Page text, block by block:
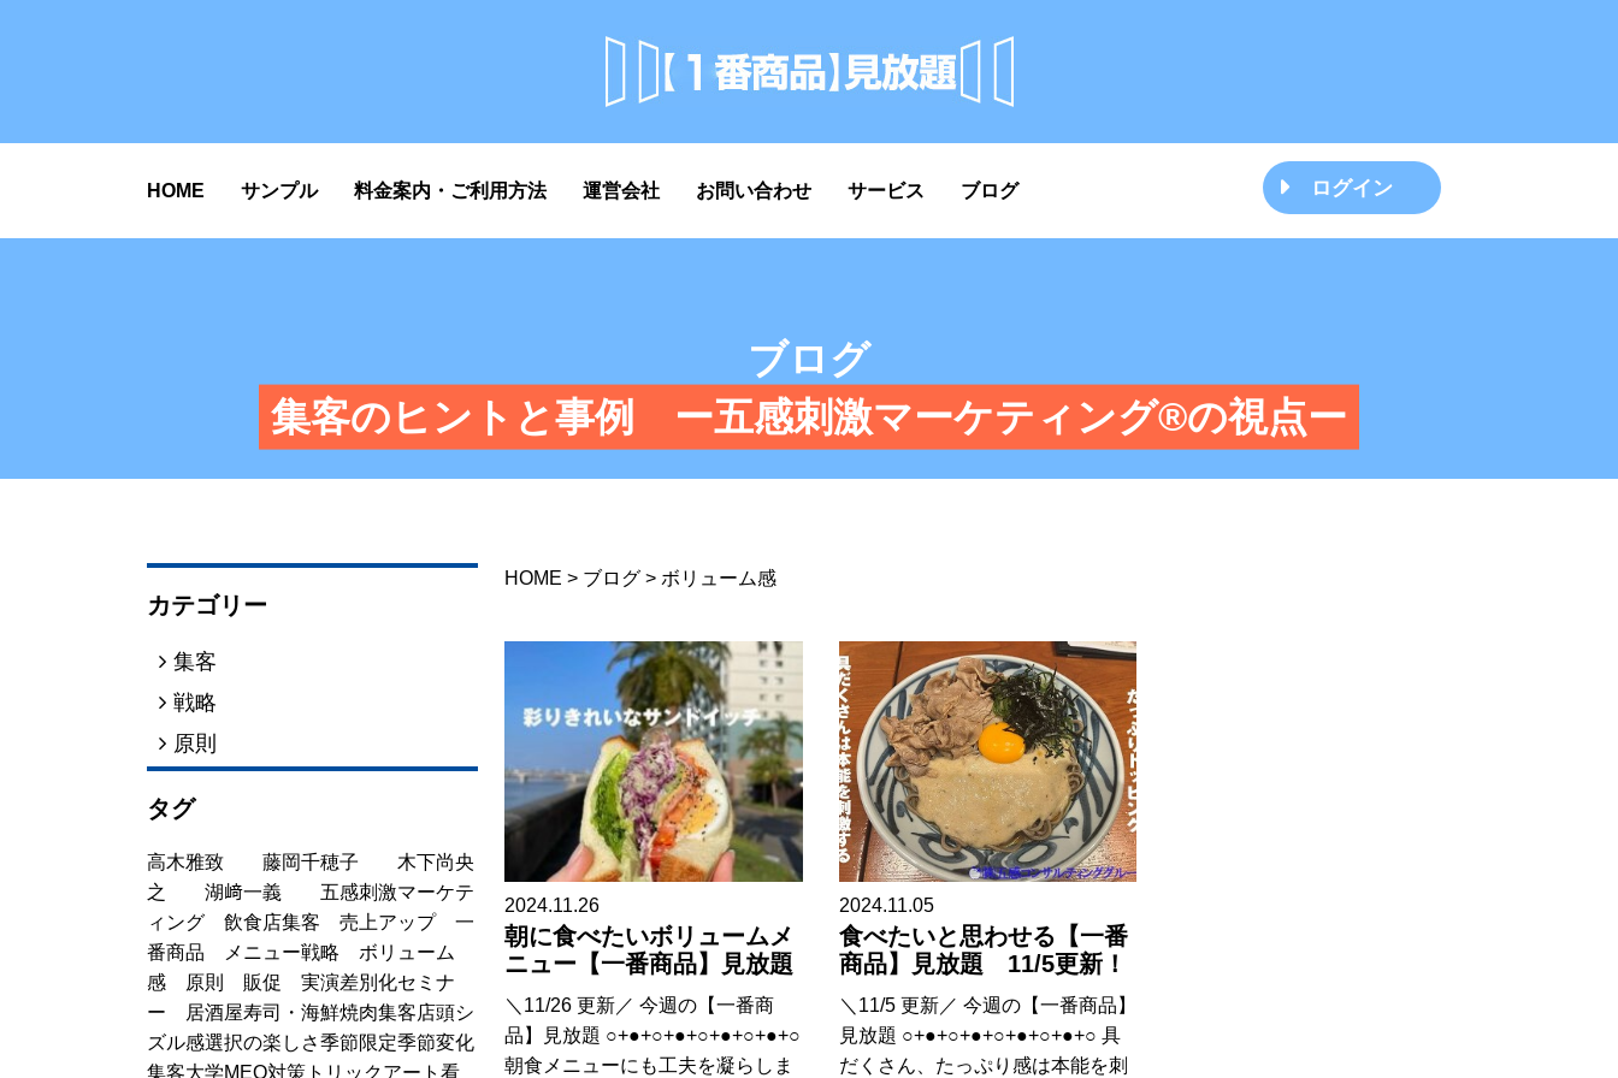
HOME サンプル 料金案内・ご利用方法 運営会社 お問い合わせ サービス ブログ ログイン
ブログ
集客のヒントと事例 ー五感刺激マーケティング®の視点ー
カテゴリー
集客
戦略
原則
タグ
高木雅致 藤岡千穂子 木下尚央
之 湖﨑一義 五感刺激マーケテ
ィング 飲食店集客 売上アップ 一
番商品
メニュー戦略 ボリューム
感
原則 販促 実演差別化セミナ
ー
居酒屋寿司・海鮮焼肉集客店頭シ
ズル感選択の楽しさ季節限定季節変化
集客大学MEO対策 トリックアート看
HOME > ブログ > ボリューム感
2024.11.26
朝に食べたいボリュームメ
ニュー【一番商品】見放題
＼11/26 更新／ 今週の【一番商
品】見放題 ○+●+○+●+○+●+○+●+○
朝食メニューにも工夫を凝らしま
2024.11.05
食べたいと思わせる【一番
商品】見放題 11/5更新！
＼11/5 更新／ 今週の【一番商品】
見放題 ○+●+○+●+○+●+○+●+○ 具
だくさん、たっぷり感は本能を刺